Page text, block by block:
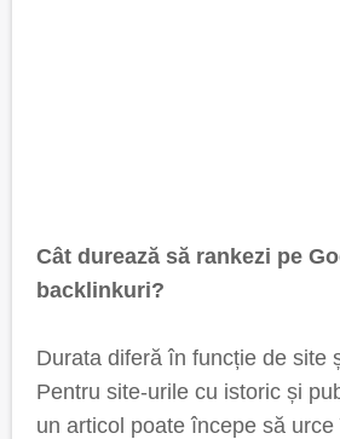
Cât durează să rankezi pe
backlinkuri?
Durata diferă în funcție de site
Pentru site-urile cu istoric și
un articol poate începe să